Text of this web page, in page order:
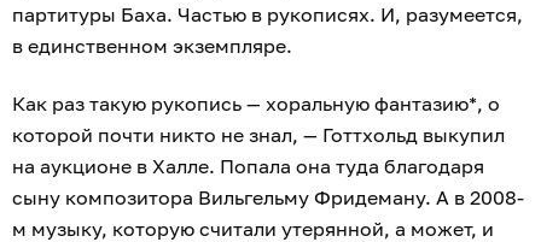
партитуры Баха. Частью в рукописях. И, разумеется,
в единственном экземпляре.
Как раз такую рукопись — хоральную фантазию*, о
которой почти никто не знал, — Готтхольд выкупил
на аукционе в Халле. Попала она туда благодаря
сыну композитора Вильгельму Фридеману. А в 2008-
м музыку, которую считали утерянной, а может, и